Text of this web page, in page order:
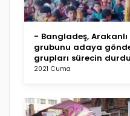
- Bangladeş,
grubunu adaya
grupları sürecin
2021 Cuma